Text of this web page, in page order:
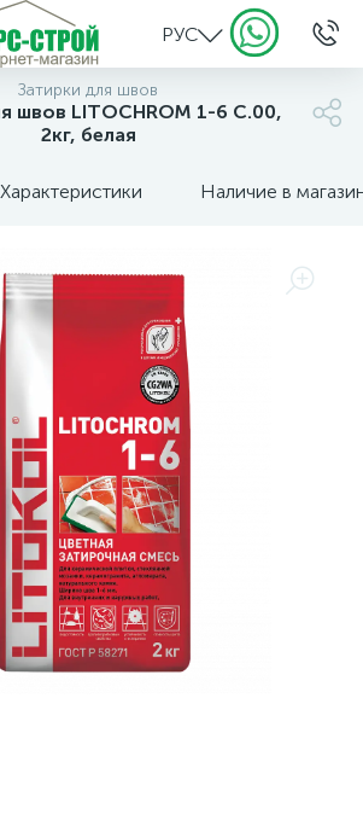
РУС
Затирки для швов
швов LITOCHROM 1-6 C.00,
2кг, белая
Характеристики Наличие в